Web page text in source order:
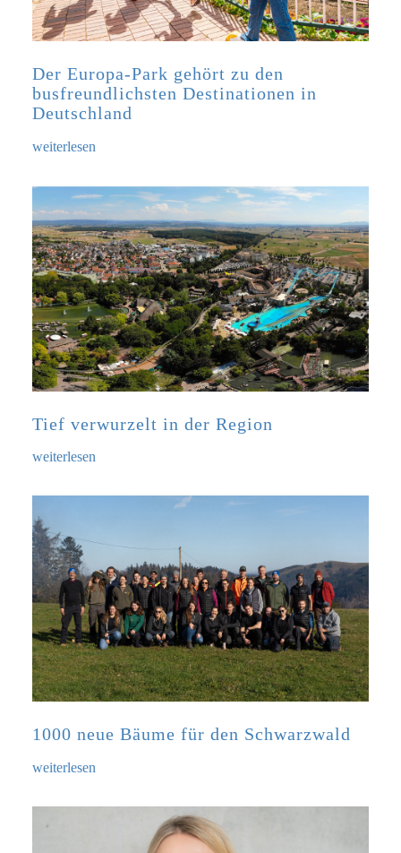
Der Europa-Park gehört zu den
busfreundlichsten Destinationen in
Deutschland
weiterlesen
Tief verwurzelt in der Region
weiterlesen
1000 neue Bäume für den Schwarzwald
weiterlesen